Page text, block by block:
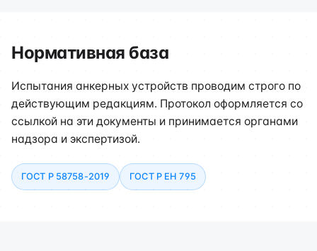
Нормативная база
Испытания анкерных устройств проводим строго по
действующим редакциям. Протокол оформляется со
ссылкой на эти документы и принимается органами
надзора и экспертизой.
ГОСТ Р 58758-2019 ГОСТ Р ЕН 795